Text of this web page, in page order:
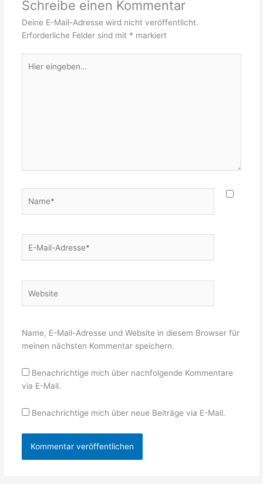
Schreibe einen Kommentar
Deine E-Mail-Adresse wird nicht veröffentlicht.
Erforderliche Felder sind mit * markiert
eingeben…
Mail-
Name, E-Mail-Adresse und Website in diesem Browser für
meinen nächsten Kommentar speichern.
Benachrichtige mich über nachfolgende Kommentare
via E-Mail.
Benachrichtige mich über neue Beiträge via E-Mail.